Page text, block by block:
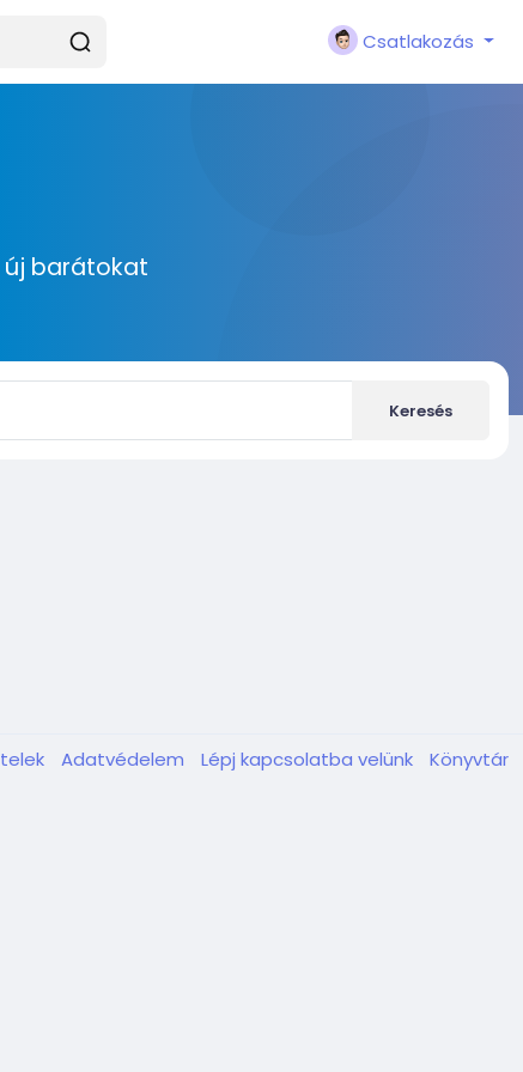
Csatlakozás
új barátokat
Keresés
Adatvédelem Lépj kapcsolatba velünk Könyvtár